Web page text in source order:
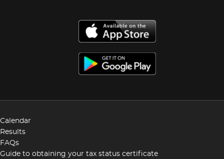
Calendar
Results
FAQs
Guide to obtaining your tax status certificate